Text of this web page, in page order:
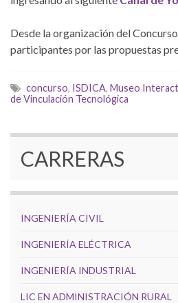
Desde la organización del
participantes por las propuestas
concurso, ISDICA, Museo
de Vinculación Tecnológica
CARRERAS
INGENIERÍA CIVIL
INGENIERÍA ELÉCTRICA
INGENIERÍA INDUSTRIAL
LIC EN ADMINISTRACIÓN RURAL